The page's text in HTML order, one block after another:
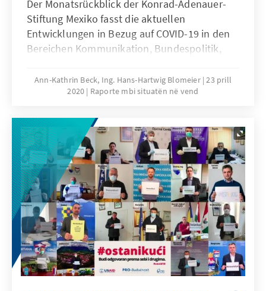
Der Monatsrückblick der Konrad-Adenauer-
Stiftung Mexiko fasst die aktuellen
Entwicklungen in Bezug auf COVID-19 in den
Bereichen Kommunikation, Bundespolitik,
Menschenrechte, Wirtschaft sowie
Internationale Beziehungen in Mexiko
Analysen in spanischer Sprache.
Ann-Kathrin Beck, Ing. Hans-Hartwig Blomeier 23 prill
2020
Raporte mbi situatën në vend